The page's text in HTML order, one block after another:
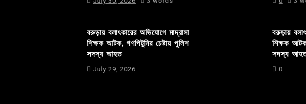
বরুড়ায় বলাৎকারের অভিযোগে মাদ্রাসা
শিক্ষক আটক, গণপিটুনির চেষ্টায় পুলিশ
সদস্য আহত
July 29, 2026
বরুড়ায়
শিক্ষক
সদস্য
0